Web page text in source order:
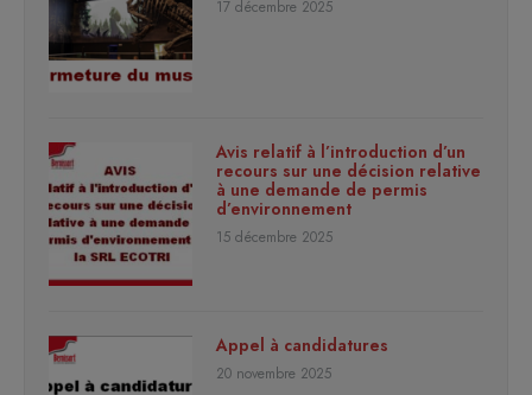
17 décembre 2025
Avis relatif à l’introduction d’un
recours sur une décision relative
à une demande de permis
d’environnement
15 décembre 2025
Appel à candidatures
20 novembre 2025